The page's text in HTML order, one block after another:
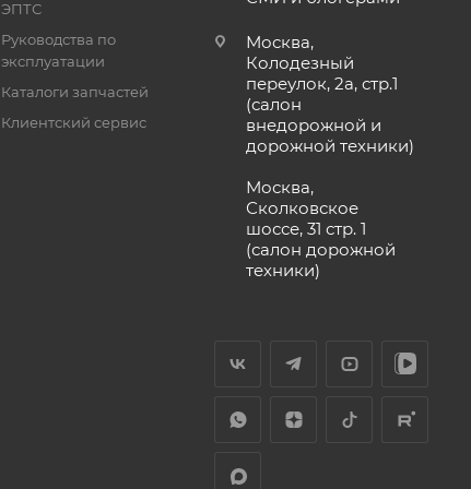
ЭПТС
Руководства по
эксплуатации
Каталоги запчастей
Клиентский сервис
Москва,
Колодезный
переулок, 2а, стр.1
(салон
внедорожной и
дорожной техники)
Москва,
Сколковское
шоссе, 31 стр. 1
(салон дорожной
техники)